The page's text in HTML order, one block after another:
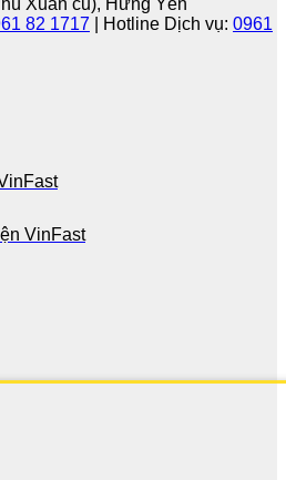
82 1717 | Hotline Dịch vụ: 0961
VinFast